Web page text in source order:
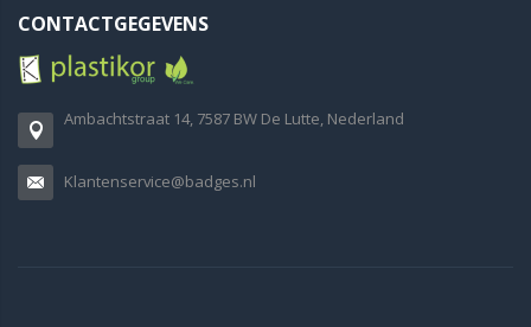
CONTACTGEGEVENS
Ambachtstraat 14, 7587 BW De Lutte, Nederland
Klantenservice@badges.nl